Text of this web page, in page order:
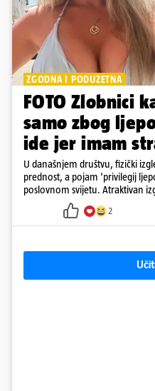
ZGODNA I PODUZETNA
FOTO Zlobnici
samo zbog
ide jer imam
U današnjem društvu, fizički
prednost, a pojam 'privilegij
poslovnom svijetu. Atraktivan
karakteristika
2